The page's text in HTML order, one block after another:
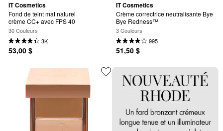
IT Cosmetics
Fond de teint mat naturel
crème CC+ avec FPS 40
30 Couleurs
3K
53,00 $
IT Cosmetics
Crème correctrice neutralisante Bye
Bye Redness™
3 Couleurs
995
51,50 $